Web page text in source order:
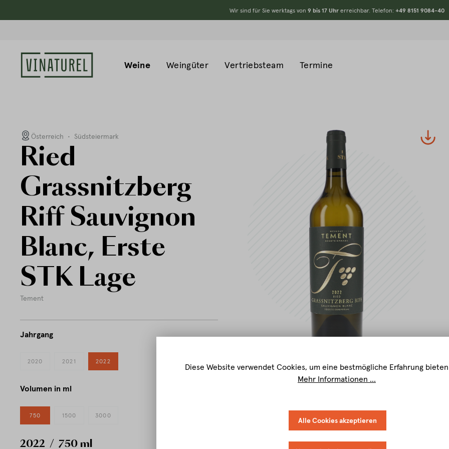
Wir sind für Sie werktags von 9 bis 17 Uhrerreichbar. Telefon: +49 8151 9084-40
Weine Weingüter Vertriebsteam Termine
Österreich • Südsteiermark
Ried
Grassnitzberg
Riff Sauvignon
Blanc, Erste
STK Lage
Tement
Jahrgang
2020 2021 2022
Volumen in ml
750 1500 3000
2022 / 750 ml
#
Diese Website verwendet Cookies, um eine bestmögliche Erfahrung
Mehr Informationen ...
Alle Cookies akzeptieren